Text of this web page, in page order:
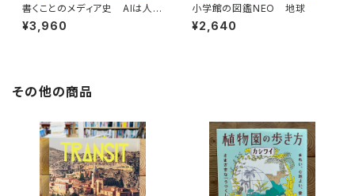
書くことのメディア史 AIは人間
の言語能力に何をもたらすのか
¥3,960
小学館の図鑑NEO 地球
¥2,640
その他の商品